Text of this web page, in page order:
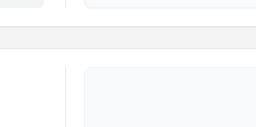
işlenmesini kabul ediyorum.
Randevu Takvimi Talebi
Doç. Dr. Murat Köken